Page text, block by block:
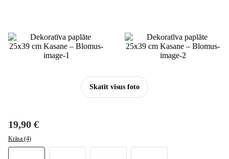
Skatīt visus foto
19,90 €
Krāsa (4)